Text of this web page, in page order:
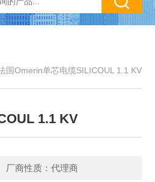
国Omerin单芯电缆SILICOUL 1.1 KV
1.1 KV
厂商性质：代理商